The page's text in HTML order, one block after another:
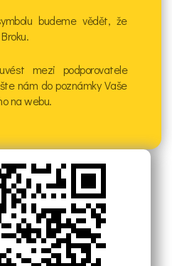
budeme vědět, že
mezi podporovatele
nám do poznámky Vaše
na webu.